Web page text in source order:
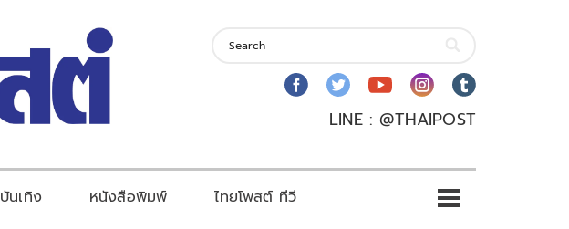
LINE : @THAIPOST
บันเทิง หนังสือพิมพ์ ไทยโพสต์ ทีวี